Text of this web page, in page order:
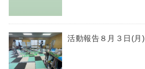
活動報告８月３日(月)